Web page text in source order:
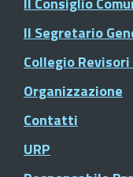
Il Segretario
Collegio
Organizzazione
Contatti
URP